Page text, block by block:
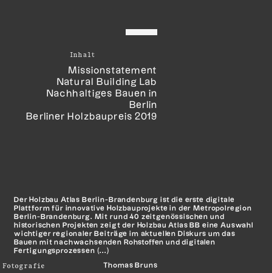
Inhalt
Missionstatement
Natural Building Lab
Nachhaltiges Bauen in
Berlin
Berliner Holzbaupreis 2019
Der Holzbau Atlas Berlin-Brandenburg ist die erste digitale
Plattform für innovative Holzbauprojekte in der Metropolregion
Berlin-Brandenburg. Mit rund 40 zeitgenössischen und
historischen Projekten zeigt der Holzbau Atlas BB eine Auswahl
wichtiger regionaler Beiträge im aktuellen Diskurs um das
Bauen mit nachwachsenden Rohstoffen und digitalen
Fertigungsprozessen (...)
Fotografie Thomas Bruns